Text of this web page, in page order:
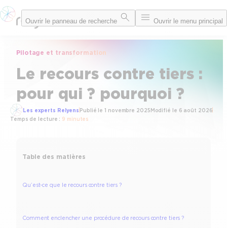
Aller
au
Ouvrir le panneau de recherche Ouvrir le menu principal
Pilotage et transformation
Le recours contre tiers :
pour qui ? pourquoi ?
Les experts Relyens Publié le1 novembre 2025Modifié le 6 août 2026
Temps de lecture : 9 minutes
Table des matières
Qu’est-ce que le recours contre tiers ?
Comment enclencher une procédure de recours contre tiers ?